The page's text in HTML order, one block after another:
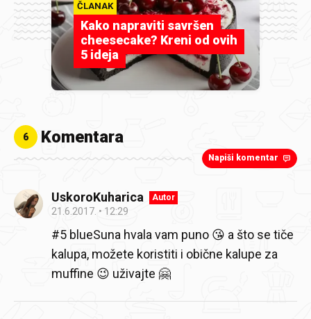
ČLANAK
Kako napraviti savršen
cheesecake? Kreni od ovih
5 ideja
6 Komentara
Napiši komentar
UskoroKuharica Autor
21.6.2017. 12:29
#5 blueSuna hvala vam puno 😘 a što se tiče
kalupa, možete koristiti i obične kalupe za
muffine 😉 uživajte 🤗